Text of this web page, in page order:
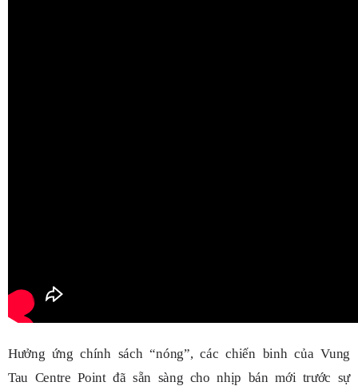
Hưởng ứng chính sách “nóng”, các chiến binh của Vung
Tau Centre Point đã sẵn sàng cho nhịp bán mới trước sự